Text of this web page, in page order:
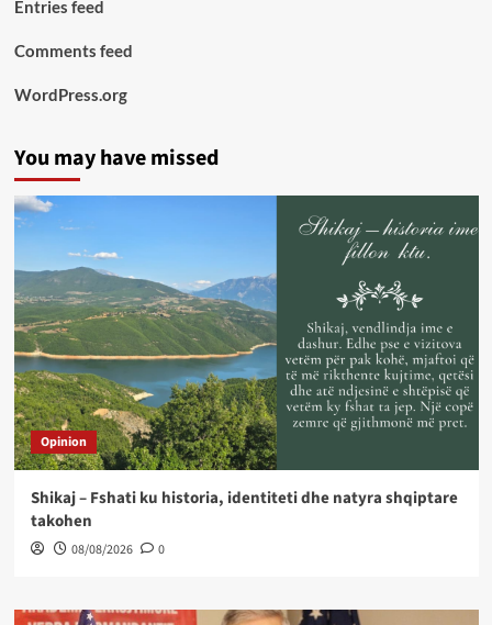
Entries feed
Comments feed
WordPress.org
You may have missed
Opinion
Shikaj – Fshati ku historia, identiteti dhe natyra shqiptare
takohen
08/08/2026 0